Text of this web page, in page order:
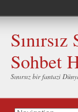
Sohbet
Sınırsız bir fantazi